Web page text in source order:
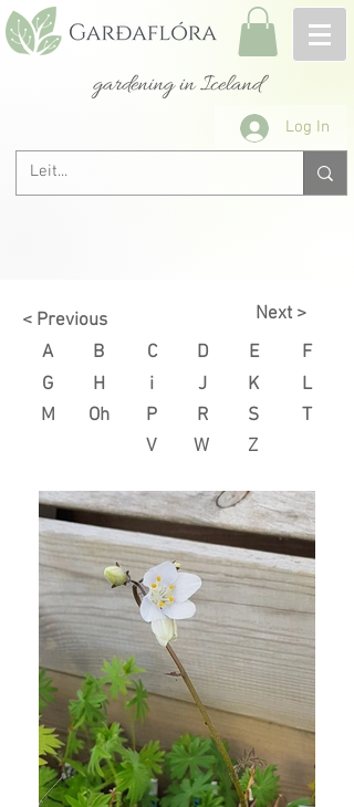
gardening in Iceland
Log In
< Previous
Next >
A
G
M
B
H
Oh
C D
E
i
J
K
P
R
S
V
W Z
F
L
T